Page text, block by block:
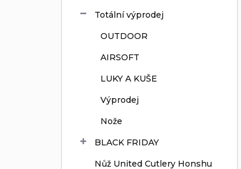
Totální výprodej
OUTDOOR
AIRSOFT
LUKY A KUŠE
Výprodej
Nože
BLACK FRIDAY
Nůž United Cutlery Honshu